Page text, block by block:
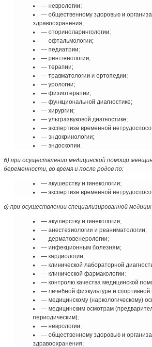
— неврологии;
— общественному здоровью и
здравоохранения;
— оториноларингологии;
— офтальмологии;
— педиатрии;
— рентгенологии;
— терапии;
— травматологии и ортопедии;
— урологии;
— физиотерапии;
— функциональной диагностике;
— хирургии;
— ультразвуковой диагностике;
— экспертизе временной
— эндокринологии;
— эндоскопии.
б) при осуществлении медицинской помощи
беременности, во время и после родов по:
— акушерству и гинекологии;
— экспертизе временной
в) при осуществлении специализированной
— акушерству и гинекологии;
— анестезиологии и реаниматологии;
— дерматовенерологии;
— инфекционным болезням;
— кардиологии;
— клинической лабораторной
— клинической фармакологии;
— контролю качества медицинской
— лечебной физкультуре и
— медицинскому (наркологическому)
— медицинским осмотрам
периодическим);
— неврологии;
— общественному здоровью и
здравоохранения;